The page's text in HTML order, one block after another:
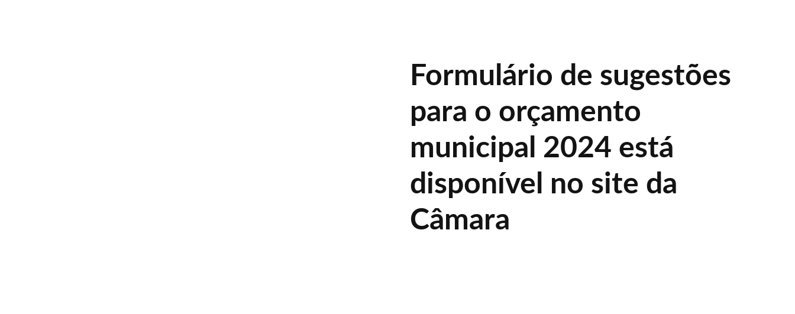
Formulário de sugestões
para o orçamento
municipal 2024 está
disponível no site da
Câmara